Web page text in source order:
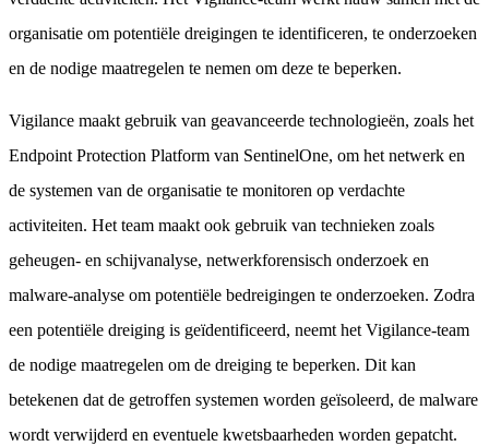
organisatie om potentiële dreigingen te identificeren, te onderzoeken
en de nodige maatregelen te nemen om deze te beperken.
Vigilance maakt gebruik van geavanceerde technologieën, zoals het
Endpoint Protection Platform van SentinelOne, om het netwerk en
de systemen van de organisatie te monitoren op verdachte
activiteiten. Het team maakt ook gebruik van technieken zoals
geheugen- en schijvanalyse, netwerkforensisch onderzoek en
malware-analyse om potentiële bedreigingen te onderzoeken. Zodra
een potentiële dreiging is geïdentificeerd, neemt het Vigilance-team
de nodige maatregelen om de dreiging te beperken. Dit kan
betekenen dat de getroffen systemen worden geïsoleerd, de malware
wordt verwijderd en eventuele kwetsbaarheden worden gepatcht.